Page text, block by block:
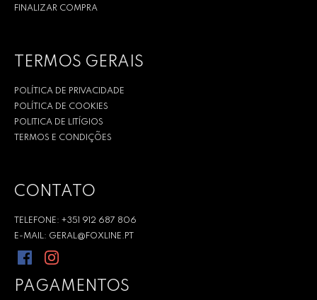
FINALIZAR COMPRA
TERMOS GERAIS
POLÍTICA DE PRIVACIDADE
POLÍTICA DE COOKIES
POLITICA DE LITÍGIOS
TERMOS E CONDIÇÕES
CONTATO
TELEFONE: +351 912 687 806
E-MAIL: GERAL@FOXLINE.PT
PAGAMENTOS